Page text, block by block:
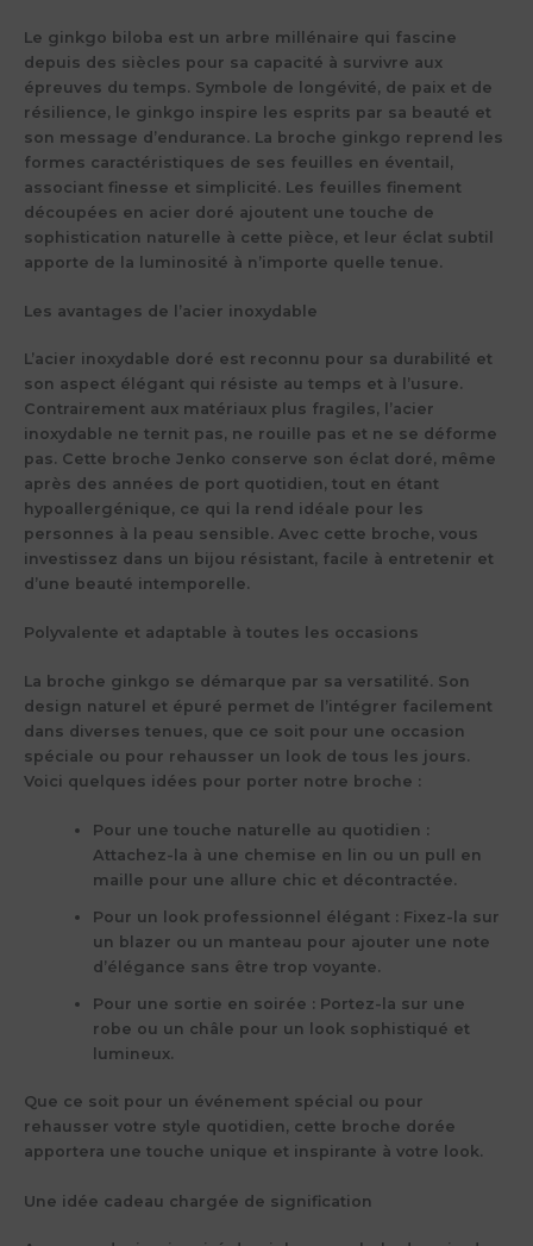
Le ginkgo biloba est un arbre millénaire qui fascine
depuis des siècles pour sa capacité à survivre aux
épreuves du temps. Symbole de longévité, de paix et de
résilience, le ginkgo inspire les esprits par sa beauté et
son message d’endurance. La broche ginkgo reprend les
formes caractéristiques de ses feuilles en éventail,
associant finesse et simplicité. Les feuilles finement
découpées en acier doré ajoutent une touche de
sophistication naturelle à cette pièce, et leur éclat subtil
apporte de la luminosité à n’importe quelle tenue.
Les avantages de l’acier inoxydable
L’acier inoxydable doré est reconnu pour sa durabilité et
son aspect élégant qui résiste au temps et à l’usure.
Contrairement aux matériaux plus fragiles, l’acier
inoxydable ne ternit pas, ne rouille pas et ne se déforme
pas. Cette broche Jenko conserve son éclat doré, même
après des années de port quotidien, tout en étant
hypoallergénique, ce qui la rend idéale pour les
personnes à la peau sensible. Avec cette broche, vous
investissez dans un bijou résistant, facile à entretenir et
d’une beauté intemporelle.
Polyvalente et adaptable à toutes les occasions
La broche ginkgo se démarque par sa versatilité. Son
design naturel et épuré permet de l’intégrer facilement
dans diverses tenues, que ce soit pour une occasion
spéciale ou pour rehausser un look de tous les jours.
Voici quelques idées pour porter notre broche :
Pour une touche naturelle au quotidien :
Attachez-la à une chemise en lin ou un pull en
maille pour une allure chic et décontractée.
Pour un look professionnel élégant : Fixez-la sur
un blazer ou un manteau pour ajouter une note
d’élégance sans être trop voyante.
Pour une sortie en soirée : Portez-la sur une
robe ou un châle pour un look sophistiqué et
lumineux.
Que ce soit pour un événement spécial ou pour
rehausser votre style quotidien, cette broche dorée
apportera une touche unique et inspirante à votre look.
Une idée cadeau chargée de signification